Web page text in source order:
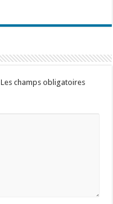
Les champs obligatoires